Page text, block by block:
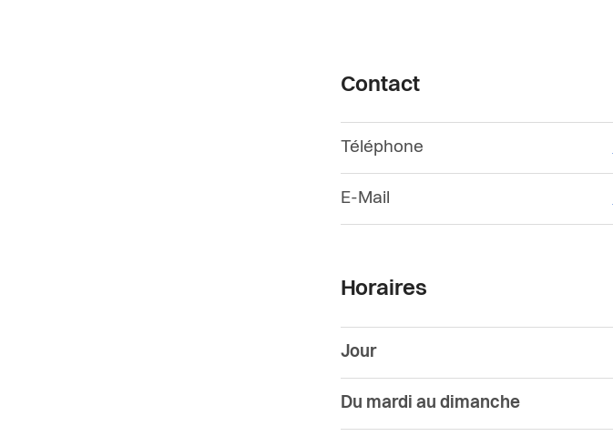
Contact
Téléphone
E-Mail
Horaires
Jour
Du mardi au dimanche